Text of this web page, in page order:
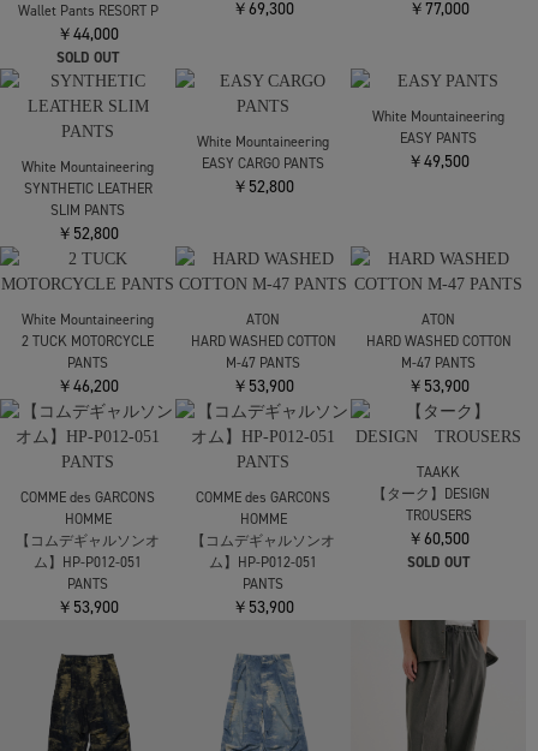
【ヨーク】Cotton
Gabardine 3pleated
Wide-leg Trousers
￥37,400
KNEE
￥167,200
￥41,800
NEEDLES
H.D. Track Pant - Poly
Smooth
￥23,100
Smooth
￥23,100
Smooth
￥23,100
TEATORA
Wallet Pants RESORT P
￥44,000
SOLD OUT
BED J.W. FORD
One
￥69,300
BED J.W. FORD
(Team) one
￥77,000
White Mountaineering
SYNTHETIC LEATHER
SLIM PANTS
￥52,800
White Mountaineering
EASY CARGO PANTS
￥52,800
White Mountaineering
EASY PANTS
￥49,500
White Mountaineering
2 TUCK MOTORCYCLE
PANTS
ATON
HARD WASHED COTTON
M-47 PANTS
ATON
HARD WASHED COTTON
M-47 PANTS